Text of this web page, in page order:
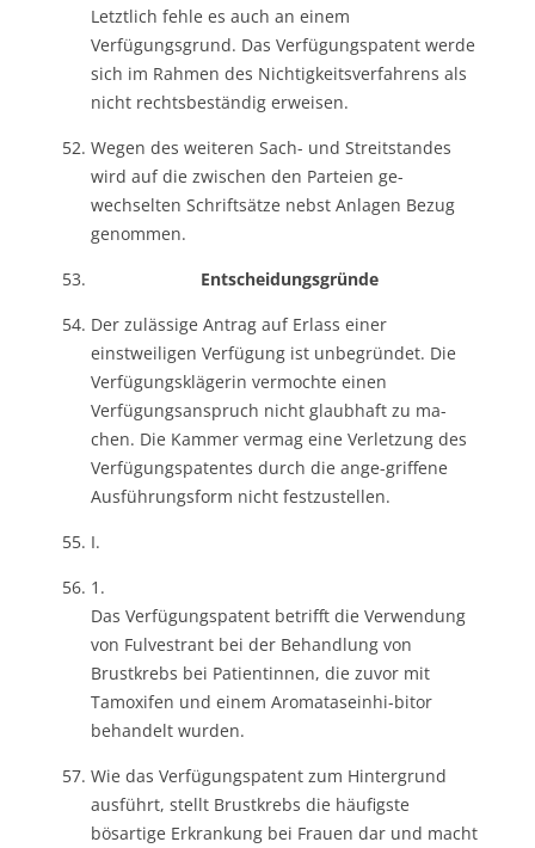
Letztlich fehle es auch an einem
Verfügungsgrund. Das Verfügungspatent werde
sich im Rahmen des Nichtigkeitsverfahrens als
nicht rechtsbeständig erweisen.
Wegen des weiteren Sach- und Streitstandes
wird auf die zwischen den Parteien ge-
wechselten Schriftsätze nebst Anlagen Bezug
genommen.
Entscheidungsgründe
Der zulässige Antrag auf Erlass einer
einstweiligen Verfügung ist unbegründet. Die
Verfügungsklägerin vermochte einen
Verfügungsanspruch nicht glaubhaft zu ma-
chen. Die Kammer vermag eine Verletzung des
Verfügungspatentes durch die ange-griffene
Ausführungsform nicht festzustellen.
I.
1.
Das Verfügungspatent betrifft die Verwendung
von Fulvestrant bei der Behandlung von
Brustkrebs bei Patientinnen, die zuvor mit
Tamoxifen und einem Aromataseinhi-bitor
behandelt wurden.
Wie das Verfügungspatent zum Hintergrund
ausführt, stellt Brustkrebs die häufigste
bösartige Erkrankung bei Frauen dar und macht